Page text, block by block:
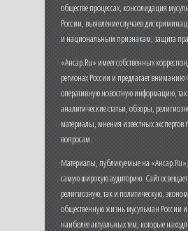
обществе процессах, консолидация
России, выявление случаев
и национальным признакам, защита
«Ансар.Ru» имеет собственных
регионах России и предлагает вниманию
оперативную новостную информацию,
аналитические статьи, обзоры,
материалы, мнения известных
вопросам.
Материалы, публикуемые на
самую широкую аудиторию. Сайт освещает
религиозную, так и политическую,
общественную жизнь мусульман России
наиболее актуальных тем, которые